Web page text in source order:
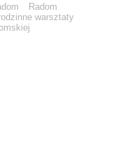
Radom
warsztaty